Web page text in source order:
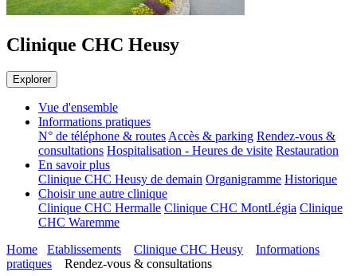
Clinique CHC Heusy
Explorer
Vue d'ensemble
Informations pratiques
N° de téléphone & routesAccès & parking Rendez-vous &
consultations Hospitalisation - Heures de visite Restauration
En savoir plus
Clinique CHC Heusy de demain Organigramme Historique
Choisir une autre clinique
Clinique CHC Hermalle Clinique CHC MontLégia Clinique
CHC Waremme
Home
Etablissements Clinique CHC Heusy
Informations
pratiques
Rendez-vous & consultations